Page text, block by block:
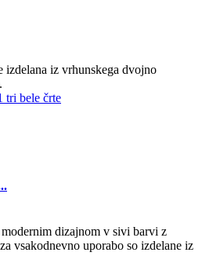
izdelana iz vrhunskega dvojno
dizajnom v sivi barvi z
vsakodnevno uporabo so izdelane iz